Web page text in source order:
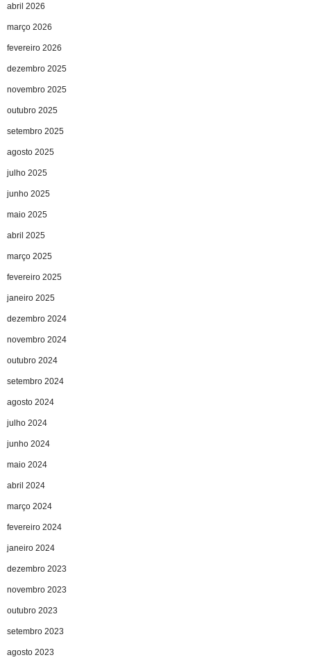
abril 2026
março 2026
fevereiro 2026
dezembro 2025
novembro 2025
outubro 2025
setembro 2025
agosto 2025
julho 2025
junho 2025
maio 2025
abril 2025
março 2025
fevereiro 2025
janeiro 2025
dezembro 2024
novembro 2024
outubro 2024
setembro 2024
agosto 2024
julho 2024
junho 2024
maio 2024
abril 2024
março 2024
fevereiro 2024
janeiro 2024
dezembro 2023
novembro 2023
outubro 2023
setembro 2023
agosto 2023